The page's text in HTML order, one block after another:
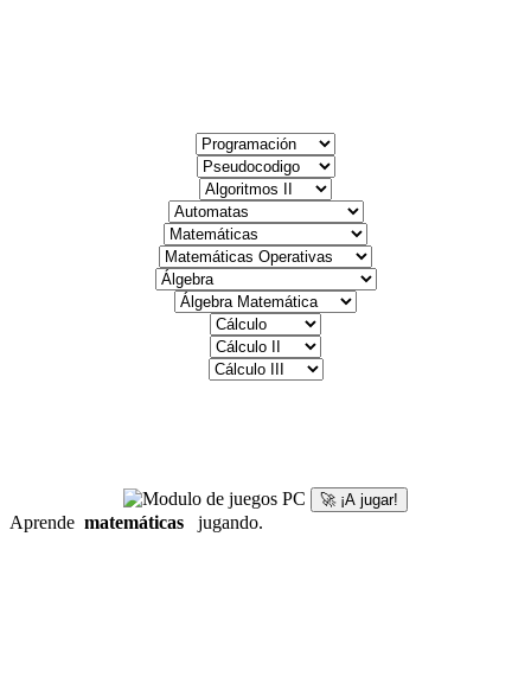
🚀 ¡A jugar!
Aprende matemáticas jugando.